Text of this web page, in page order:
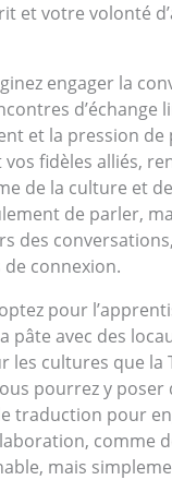
et votre volonté
engager la
et la pression
fidèles alliés,
de la culture et
de parler,
de connexion.
pour
avec des
les cultures que
pourrez y
traduction pour
comme
mais